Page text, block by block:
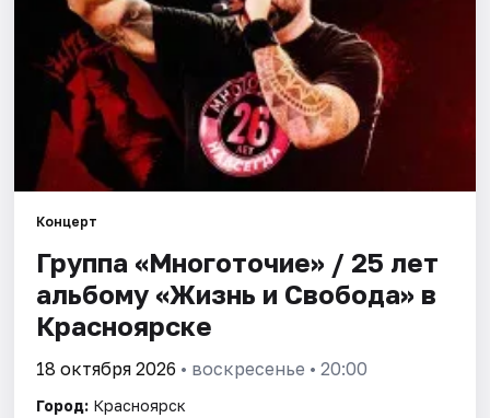
Города
Площадки
Артисты
Концерт
Группа «Многоточие» / 25 лет
альбому «Жизнь и Свобода» в
Красноярске
18 октября 2026 • воскресенье • 20:00
Город: Красноярск